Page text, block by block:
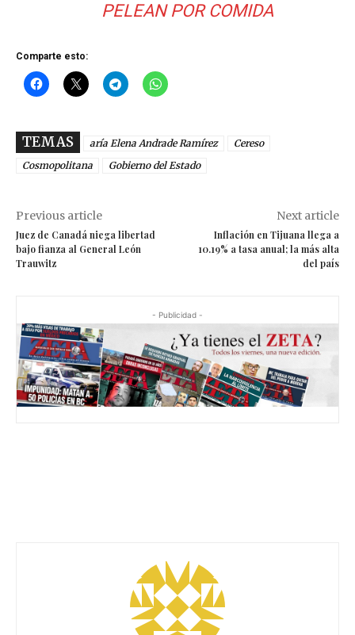
PELEAN POR COMIDA
Comparte esto:
TEMAS aría Elena Andrade Ramírez
Cereso
Cosmopolitana
Gobierno del Estado
Previous article
Juez de Canadá niega libertad
bajo fianza al General León
Trauwitz
Next article
Inflación en Tijuana llega a
10.19% a tasa anual; la más alta
del país
- Publicidad -